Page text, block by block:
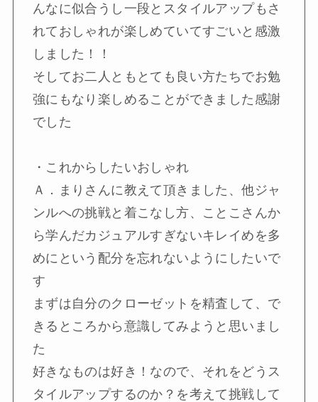
んなに似合うし一段とスタイルアップもさ
れておしゃれが楽しめていてすごいと感激
しました！！
そしてお二人ともとても良い方たちでお勉
強にもなり楽しめることができました感謝
でした
・これからしたいおしゃれ
Ａ．まりさんに教えて頂きました、他ジャ
ンルへの挑戦と着こなし方、ことこさんか
ら学んだカジュアルすぎないキレイめを多
めにという配分を忘れないようにしたいで
す
まずは自分のクローゼットを精査して、で
きるところから意識してみようと思いまし
た
好きなものは好き！なので、それをどうス
タイルアップするのか？を考えて挑戦して